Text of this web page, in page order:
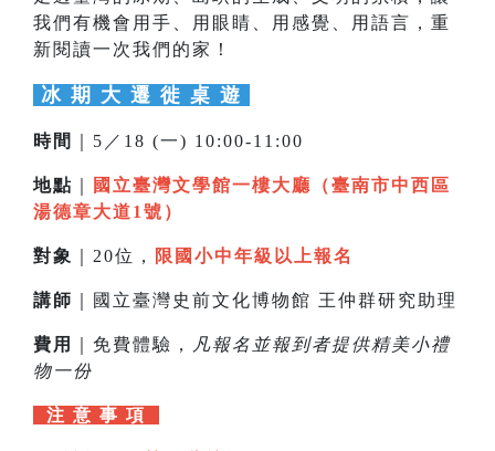
我們有機會用手、用眼睛、用感覺、用語言，重
新閱讀一次我們的家！
冰 期 大 遷 徙 桌 遊
時間 ｜5／18 (一) 10:00-11:00
地點
國立臺灣文學館一樓大廳（臺南市中西區
湯德章大道1號）
對象 ｜20位， 限國小中年級以上報名
講師 ｜國立臺灣史前文化博物館 王仲群研究助理
費用 ｜免費體驗，
凡報名並報到者提供精美小禮
物一份
注 意 事 項